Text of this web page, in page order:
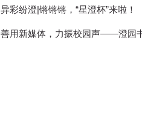
异彩纷澄|锵锵锵，“星澄杯”来啦！
善用新媒体，力振校园声——澄园